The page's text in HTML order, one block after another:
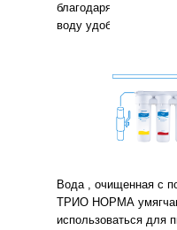
благодаря
воду удобно, как
Вода , очищенная с
ТРИО НОРМА
использоваться для